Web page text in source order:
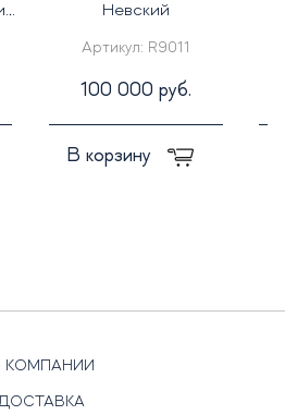
Невский
Артикул: R9011
100 000 руб.
В корзину
КОМПАНИИ